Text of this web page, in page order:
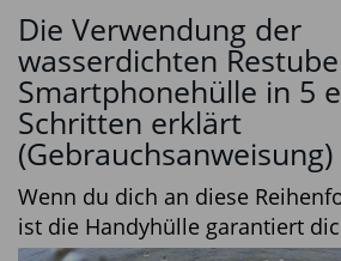
Die Verwendung der
wasserdichten Restube
Smartphonehülle in 5
Schritten erklärt
(Gebrauchsanweisung)
Wenn du dich an diese
ist die Handyhülle garantiert